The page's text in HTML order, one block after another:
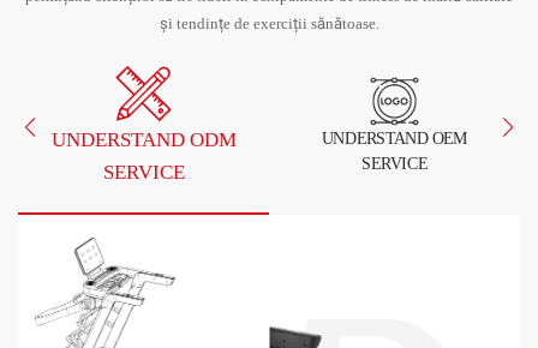
și tendințe de exerciții sănătoase.
UNDERSTAND ODM
SERVICE
UNDERSTAND OEM
SERVICE